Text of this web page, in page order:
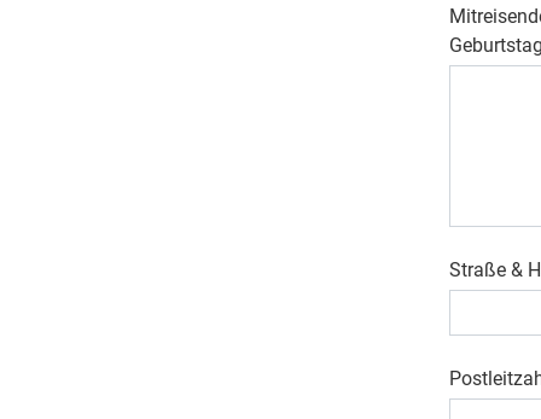
Straße &